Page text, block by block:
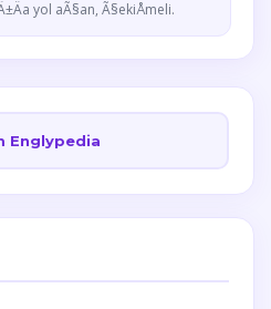
yol aÃ§an, Ã§ekiÅmeli.
Englypedia